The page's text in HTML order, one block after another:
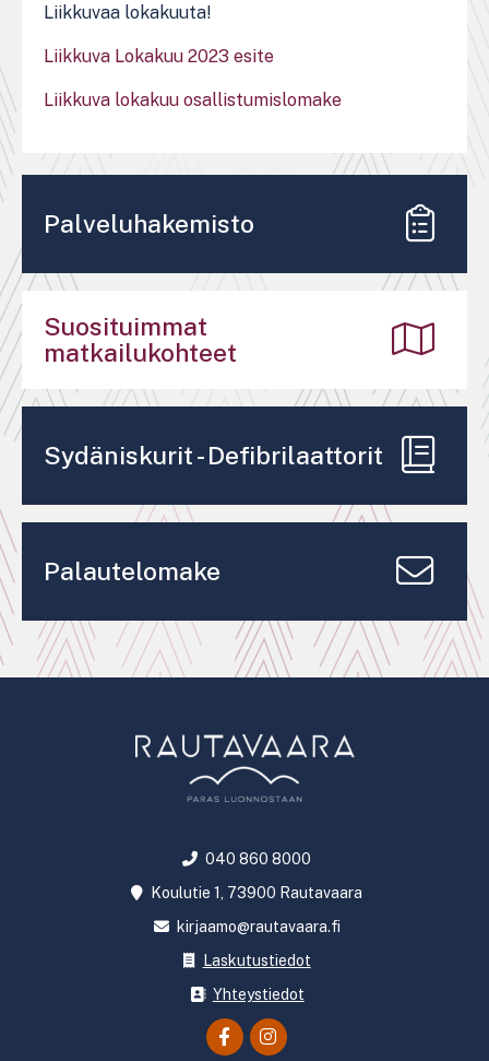
Liikkuvaa lokakuuta!
Liikkuva Lokakuu 2023 esite
Liikkuva lokakuu osallistumislomake
Palveluhakemisto
Suosituimmat
matkailukohteet
Sydäniskurit - Defibrilaattorit
Palautelomake
040 860 8000
Koulutie 1, 73900 Rautavaara
kirjaamo@rautavaara.fi
Laskutustiedot
Yhteystiedot